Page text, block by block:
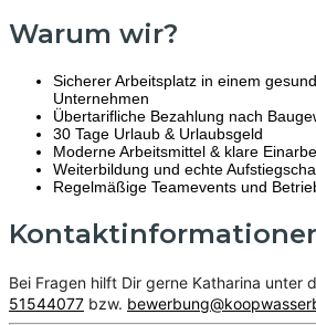
Warum wir?
Sicherer Arbeitsplatz in einem
Unternehmen
Übertarifliche Bezahlung nach
30 Tage Urlaub & Urlaubsgeld
Moderne Arbeitsmittel & klare
Weiterbildung und echte
Regelmäßige Teamevents und
Bei Fragen hilft Dir gerne Katharina unter
51544077 bzw.